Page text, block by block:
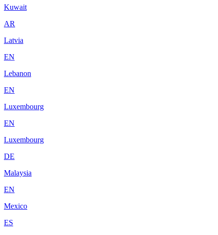
Kuwait
AR
Latvia
EN
Lebanon
EN
Luxembourg
EN
Luxembourg
DE
Malaysia
EN
Mexico
ES